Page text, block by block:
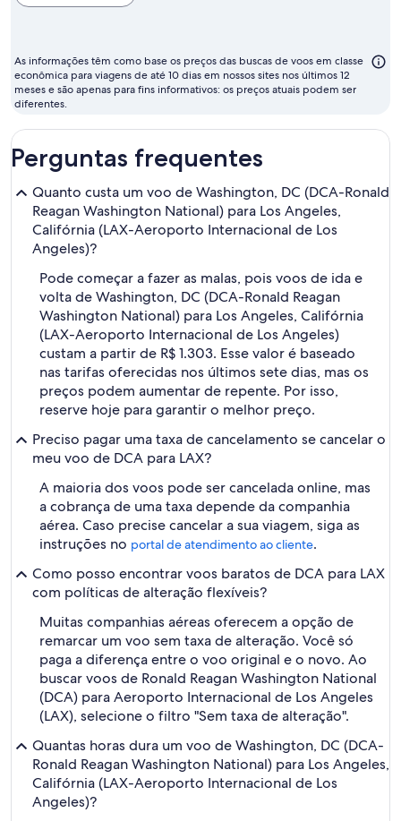
mês
barato
para
voar
As informações têm como base os preços das buscas de voos em classe
econômica para viagens de até 10 dias em nossos sites nos últimos 12
meses e são apenas para fins informativos: os preços atuais podem ser
diferentes.
Perguntas frequentes
Quanto custa um voo de Washington, DC (DCA-Ronald
Reagan Washington National) para Los Angeles,
Califórnia (LAX-Aeroporto Internacional de Los
Angeles)?
Pode começar a fazer as malas, pois voos de ida e
volta de Washington, DC (DCA-Ronald Reagan
Washington National) para Los Angeles, Califórnia
(LAX-Aeroporto Internacional de Los Angeles)
custam a partir de R$ 1.303. Esse valor é baseado
nas tarifas oferecidas nos últimos sete dias, mas os
preços podem aumentar de repente. Por isso,
reserve hoje para garantir o melhor preço.
Preciso pagar uma taxa de cancelamento se cancelar o
meu voo de DCA para LAX?
A maioria dos voos pode ser cancelada online, mas
a cobrança de uma taxa depende da companhia
aérea. Caso precise cancelar a sua viagem, siga as
instruções no portal de atendimento ao cliente.
Como posso encontrar voos baratos de DCA para LAX
com políticas de alteração flexíveis?
Muitas companhias aéreas oferecem a opção de
remarcar um voo sem taxa de alteração. Você só
paga a diferença entre o voo original e o novo. Ao
buscar voos de Ronald Reagan Washington National
(DCA) para Aeroporto Internacional de Los Angeles
(LAX), selecione o filtro "Sem taxa de alteração".
Quantas horas dura um voo de Washington, DC (DCA-
Ronald Reagan Washington National) para Los Angeles,
Califórnia (LAX-Aeroporto Internacional de Los
Angeles)?